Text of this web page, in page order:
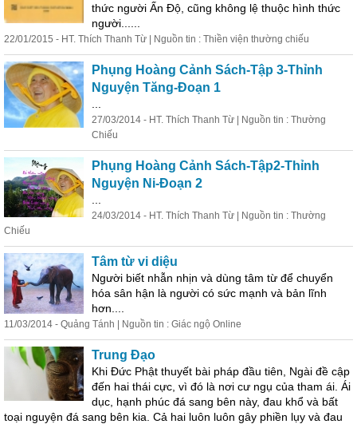
thức người Ấn Độ, cũng không lệ thuộc hình thức
người......
22/01/2015 - HT. Thích Thanh Từ | Nguồn tin : Thiền viện thường chiếu
Phụng Hoàng Cảnh Sách-Tập 3-Thỉnh
Nguyện Tăng-Đoạn 1
27/03/2014 - HT. Thích Thanh Từ | Nguồn tin : Thường
Chiếu
Phụng Hoàng Cảnh Sách-Tập2-Thỉnh
Nguyện Ni-Đoạn 2
24/03/2014 - HT. Thích Thanh Từ | Nguồn tin : Thường
Chiếu
Tâm từ vi diệu
Người biết nhẫn nhịn và dùng tâm từ để chuyển
hóa sân hận là người có sức mạnh và bản lĩnh
hơn....
11/03/2014 - Quảng Tánh | Nguồn tin : Giác ngộ Online
Trung Đạo
Khi Đức Phật thuyết bài pháp đầu tiên, Ngài đề cập
đến hai thái cực, vì đó là nơi cư ngụ của tham ái. Ái
dục, hạnh phúc đá sang bên này, đau khổ và bất
toại nguyện đá sang bên kia. Cả hai luôn luôn gây phiền lụy và đau